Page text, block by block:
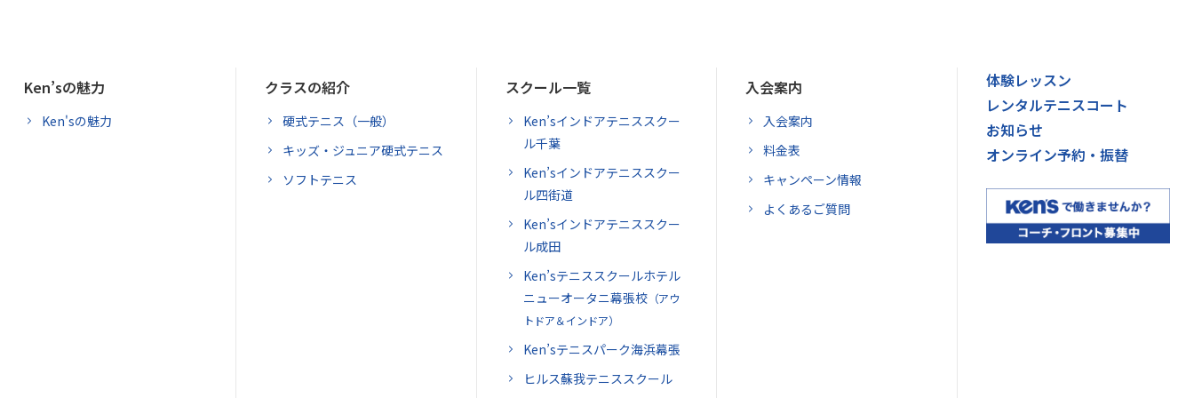
Ken’sの魅力
Ken'sの魅力
クラスの紹介
硬式テニス（一般）
キッズ・ジュニア硬式テニス
ソフトテニス
スクール一覧
Ken’sインドアテニススクー
ル千葉
Ken’sインドアテニススクー
ル四街道
Ken’sインドアテニススクー
ル成田
Ken’sテニススクールホテル
ニューオータニ幕張校（アウ
トドア＆インドア）
Ken’sテニスパーク海浜幕張
ヒルス蘇我テニススクール
入会案内
入会案内
料金表
キャンペーン情報
よくあるご質問
体験レッスン
レンタルテニスコート
お知らせ
オンライン予約・振替